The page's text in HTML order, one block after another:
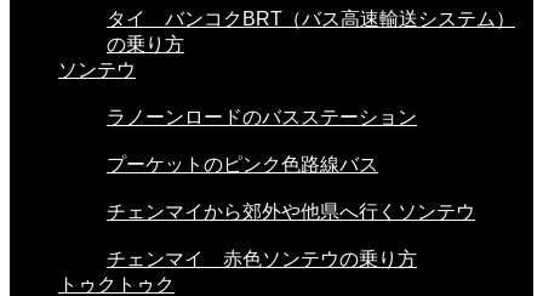
タイ バンコクBRT（バス高速輸送システム）
の乗り方
ソンテウ
ラノーンロードのバスステーション
プーケットのピンク色路線バス
チェンマイから郊外や他県へ行くソンテウ
チェンマイ 赤色ソンテウの乗り方
トゥクトゥク